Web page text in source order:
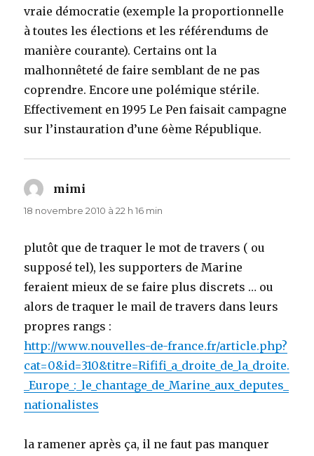
vraie démocratie (exemple la proportionnelle
à toutes les élections et les référendums de
manière courante). Certains ont la
malhonnêteté de faire semblant de ne pas
coprendre. Encore une polémique stérile.
Effectivement en 1995 Le Pen faisait campagne
sur l’instauration d’une 6ème République.
mimi
18 novembre 2010 à 22 h 16 min
plutôt que de traquer le mot de travers ( ou
supposé tel), les supporters de Marine
feraient mieux de se faire plus discrets … ou
alors de traquer le mail de travers dans leurs
propres rangs :
http://www.nouvelles-de-france.fr/article.php?
cat=0&id=310&titre=Rififi_a_droite_de_la_droite.
_Europe_:_le_chantage_de_Marine_aux_deputes_
nationalistes
la ramener après ça, il ne faut pas manquer